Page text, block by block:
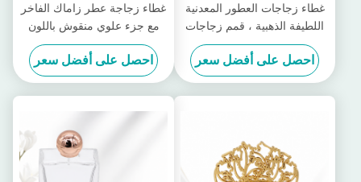
غطاء زجاجات العطور المعدنية
اللطيفة الذهبية ، قمم زجاجات
العطور المعدنية ذات التصميم
الفريد
احصل على أفضل سعر
غطاء زجاجة عطر زاماك الفاخر
مع جزء علوي منقوش باللون
الذهبي الوردي، وختم محكم،
وتصميم منحوت باستخدام
الحاسب الآلي
احصل على أفضل سعر